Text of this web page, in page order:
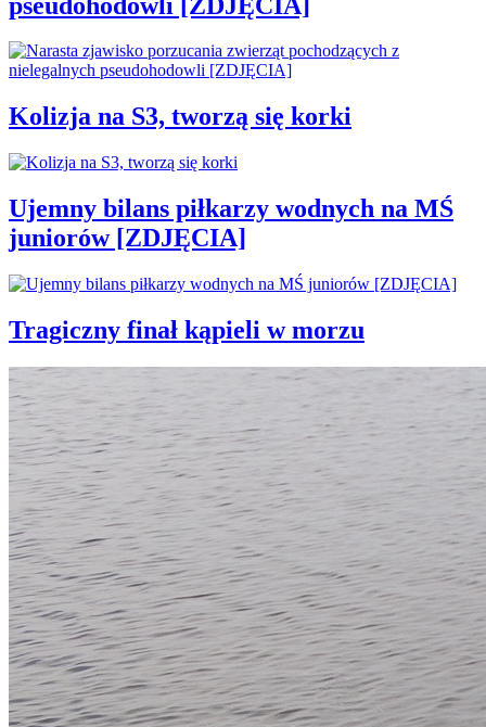
Kolizja na S3, tworzą się korki
Ujemny bilans piłkarzy wodnych na MŚ
juniorów [ZDJĘCIA]
Tragiczny finał kąpieli w morzu